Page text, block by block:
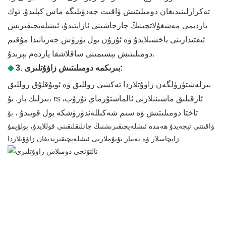
تەكرارلىنىدىغان دومىلىتىش ۋاقىت جەدۋىلىگە ماس كېلىدۇ. توك
ياردىمى مەشغۇلاتچىنىڭ چارچاشىنى ئازايتىدۇ، ئىشلەپچىقىرىش
ئىقتىدارىنى ياخشىلايدۇ ۋە ئۇزۇن يول يۈرۈش جەريانىدا مۇقىم
دومىلىتىش بېسىمىنى ساقلاشقا ياردەم بېرىدۇ.
◆
3. بىرىكمە دومىلىتىش زاۋۇتلىرى:
بىرلەشتۈرۈلگەن زاۋۇتلاردا تەكشى روللىق ۋە ئويۇقلۇق روللىق
بىرلىك بار. بۇ، rs ئارقىلىق ماشىنىلارنى ئالماشتۇرماي تۇرۇپ،
تاختا دومىلىتىش ۋە سىم شەكىللەندۈرۈشكە يول قويىدۇ ، بۇ
ۋاقىتنى تېجەيدۇ ھەمدە ئىشلەپچىقىرىشنىڭ جانلىقلىقىنى قوللايدۇ، بولۇپمۇ
زاپچاسلار ۋە تەييار بۇيۇملارنى ئىشلەپچىقىرىدىغان زاۋۇتلاردا.